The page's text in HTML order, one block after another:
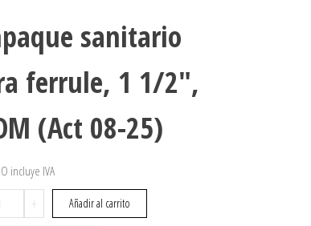
sanitario
ferrule, 1 1/2″,
(Act 08-25)
incluye IVA
+ Añadir al carrito